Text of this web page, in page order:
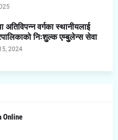
अतिविपन्न वर्गका स्थानीयलाई
निःशुुल्क एम्बुुलेन्स सेवा
2024
Online